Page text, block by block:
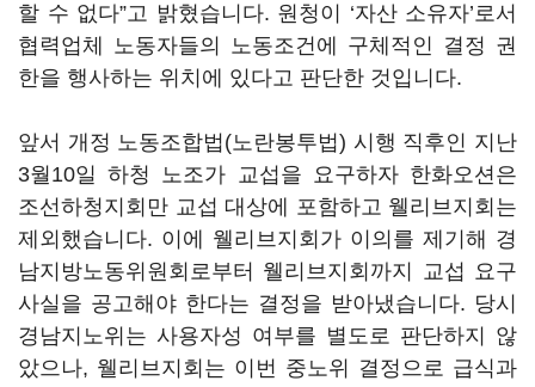
할 수 없다”고 밝혔습니다. 원청이 ‘자산 소유자’로서
협력업체 노동자들의 노동조건에 구체적인 결정 권
한을 행사하는 위치에 있다고 판단한 것입니다.
앞서 개정 노동조합법(노란봉투법) 시행 직후인 지난
3월10일 하청 노조가 교섭을 요구하자 한화오션은
조선하청지회만 교섭 대상에 포함하고 웰리브지회는
제외했습니다. 이에 웰리브지회가 이의를 제기해 경
남지방노동위원회로부터 웰리브지회까지 교섭 요구
사실을 공고해야 한다는 결정을 받아냈습니다. 당시
경남지노위는 사용자성 여부를 별도로 판단하지 않
았으나, 웰리브지회는 이번 중노위 결정으로 급식과